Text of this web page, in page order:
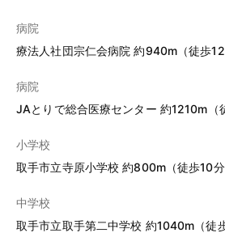
病院
療法人社団宗仁会病院 約940m（徒歩12
病院
JAとりで総合医療センター 約1210m（
小学校
取手市立寺原小学校 約800m（徒歩10分
中学校
取手市立取手第二中学校 約1040m（徒